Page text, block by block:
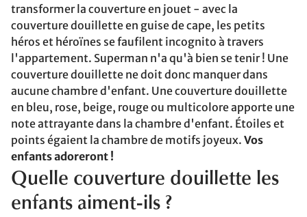
transformer la couverture en jouet - avec la
couverture douillette en guise de cape, les petits
héros et héroïnes se faufilent incognito à travers
l'appartement. Superman n'a qu'à bien se tenir ! Une
couverture douillette ne doit donc manquer dans
aucune chambre d'enfant. Une couverture douillette
en bleu, rose, beige, rouge ou multicolore apporte une
note attrayante dans la chambre d'enfant. Étoiles et
points égaient la chambre de motifs joyeux. Vos
enfants adoreront !
Quelle couverture douillette les
enfants aiment-ils ?